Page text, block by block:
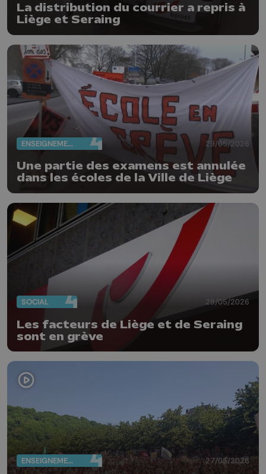
La distribution du courrier a repris à
Liège et Seraing
ENSEIGNEMENT 29/05/2026
Une partie des examens est annulée
dans les écoles de la Ville de Liège
SOCIAL 29/05/2026
Les facteurs de Liège et de Seraing
sont en grève
ENSEIGNEMENT 27/05/2026